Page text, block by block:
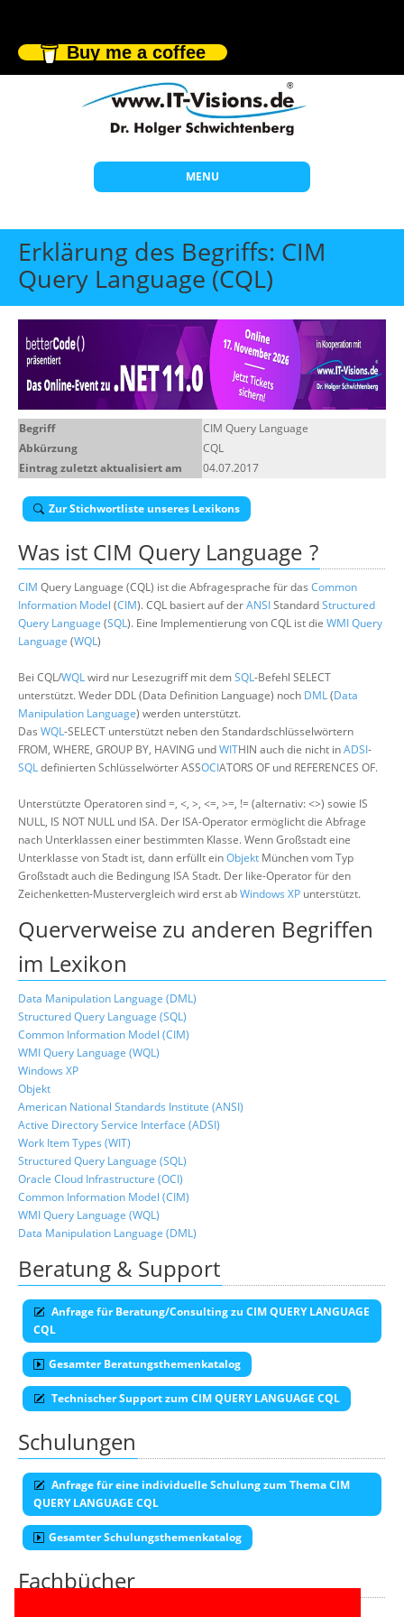
Buy me a coffee
MENU
Start
Themen
Beratung
Individuelle Schulungen
Offene Seminare
Wissen
Erklärung des Begriffs: CIM
Query Language (CQL)
Begriff
CIM Query Language
Abkürzung
CQL
Eintrag zuletzt aktualisiert am
04.07.2017
Zur Stichwortliste unseres Lexikons
Was ist CIM Query Language ?
CIM Query Language (CQL) ist die Abfragesprache für das Common
Information Model (CIM). CQL basiert auf derANSIStandardStructured
Query Language (SQL). Eine Implementierung von CQL ist die WMI Query
Language (WQL)
Bei CQL/WQLwird nur Lesezugriff mit demSQL-Befehl SELECT
unterstützt. Weder DDL (Data Definition Language) noch DML(Data
Manipulation Language) werden unterstützt.
Das WQL-SELECT unterstützt neben den Standardschlüsselwörtern
FROM, WHERE, GROUP BY, HAVING undWITHIN auch die nicht inADSI-
SQLdefinierten Schlüsselwörter ASSOCIATORS OF und REFERENCES OF.
Unterstützte Operatoren sind =, <, >, <=, >=, != (alternativ: <>) sowie IS
NULL, IS NOT NULL und ISA. Der ISA-Operator ermöglicht die Abfrage
nach Unterklassen einer bestimmten Klasse. Wenn Großstadt eine
Unterklasse von Stadt ist, dann erfüllt einObjekt München vom Typ
Großstadt auch die Bedingung ISA Stadt. Der like-Operator für den
Zeichenketten-Mustervergleich wird erst abWindows XP unterstützt.
Querverweise zu anderen Begriffen
im Lexikon
Data Manipulation Language (DML)
Structured Query Language (SQL)
Common Information Model (CIM)
WMI Query Language (WQL)
Windows XP
Objekt
American National Standards Institute (ANSI)
Active Directory Service Interface (ADSI)
Work Item Types (WIT)
Structured Query Language (SQL)
Oracle Cloud Infrastructure (OCI)
Common Information Model (CIM)
WMI Query Language (WQL)
Data Manipulation Language (DML)
Beratung & Support
Anfrage für Beratung/Consulting zu CIM QUERY LANGUAGE
CQL
Gesamter Beratungsthemenkatalog
Technischer Support zum CIM QUERY LANGUAGE CQL
Schulungen
Anfrage für eine individuelle Schulung zum Thema CIM
QUERY LANGUAGE CQL
Gesamter Schulungsthemenkatalog
Fachbücher